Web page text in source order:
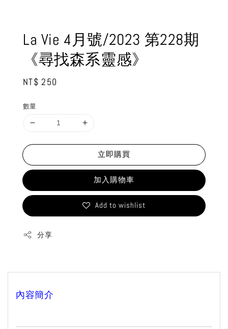
La Vie 4月號/2023 第228期
《尋找森系靈感》
Regular
NT$ 250
數量
立即購買
加入購物車
Add to wishlist
分享
內容簡介